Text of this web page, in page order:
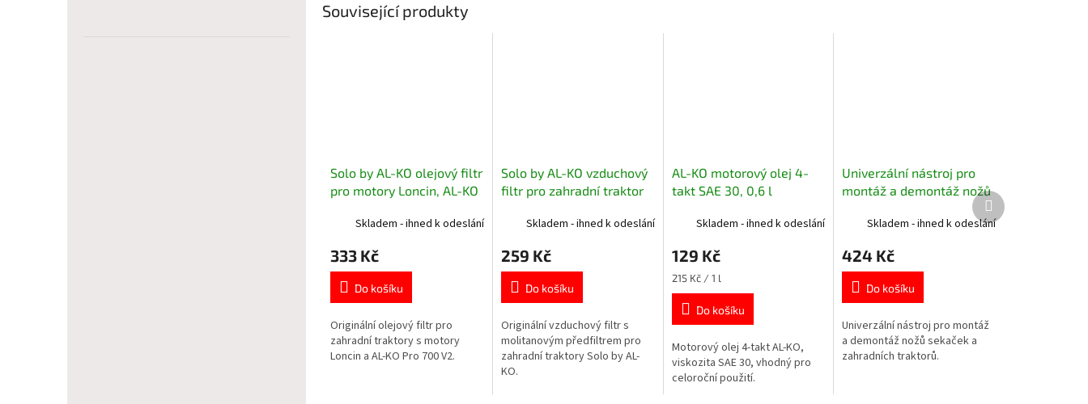
Související produkty
Solo by AL-KO olejový filtr
pro motory Loncin, AL-KO
Skladem - ihned k odeslání
333 Kč
Do košíku
Originální olejový filtr pro
zahradní traktory s motory
Loncin a AL-KO Pro 700 V2.
Solo by AL-KO vzduchový
filtr pro zahradní traktor
Skladem - ihned k odeslání
259 Kč
Do košíku
Originální vzduchový filtr s
molitanovým předfiltrem pro
zahradní traktory Solo by AL-
KO.
AL-KO motorový olej 4-
takt SAE 30, 0,6 l
Skladem - ihned k odeslání
129 Kč
Měrná
cena:
215 Kč / 1 l
Do košíku
Motorový olej 4-takt AL-KO,
viskozita SAE 30, vhodný pro
celoroční použití.
Univerzální nástroj pro
montáž a demontáž nožů
traktorů
Skladem - ihned k odeslání
424 Kč
Do košíku
Univerzální nástroj pro montáž
a demontáž nožů sekaček a
zahradních traktorů.
Další
produkt